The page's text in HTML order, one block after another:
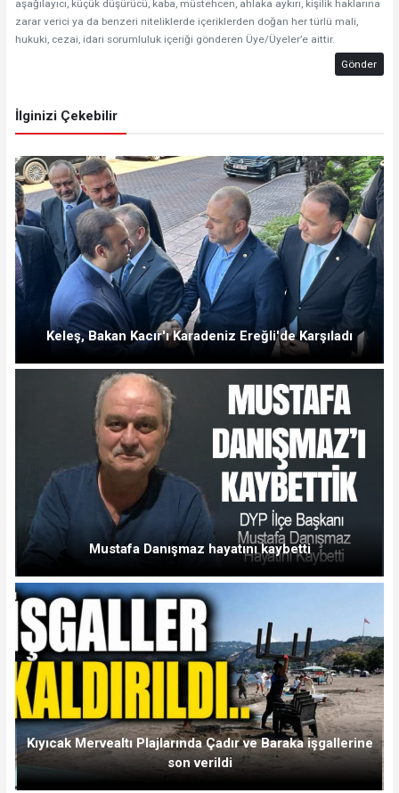
aşağılayıcı, küçük düşürücü, kaba, müstehcen, ahlaka aykırı, kişilik haklarına
zarar verici ya da benzeri niteliklerde içeriklerden doğan her türlü mali,
hukuki, cezai, idari sorumluluk içeriği gönderen Üye/Üyeler’e aittir.
Gönder
İlginizi Çekebilir
Keleş, Bakan Kacır'ı Karadeniz Ereğli'de Karşıladı
Mustafa Danışmaz hayatını kaybetti
Kıyıcak Mervealtı Plajlarında Çadır ve Baraka işgallerine
son verildi